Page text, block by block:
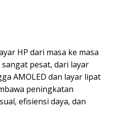
HP dari masa ke masa
pesat, dari layar
AMOLED dan layar lipat
peningkatan
efisiensi daya, dan